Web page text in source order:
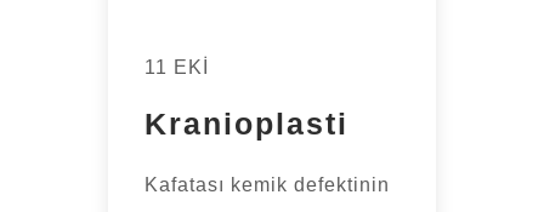
11 EKI
Kranioplasti
Kafatası kemik defektinin